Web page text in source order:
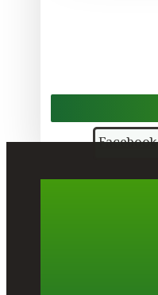
Facebook